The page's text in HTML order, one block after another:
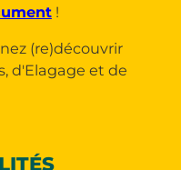
!
(re)découvrir
d'Elagage et de